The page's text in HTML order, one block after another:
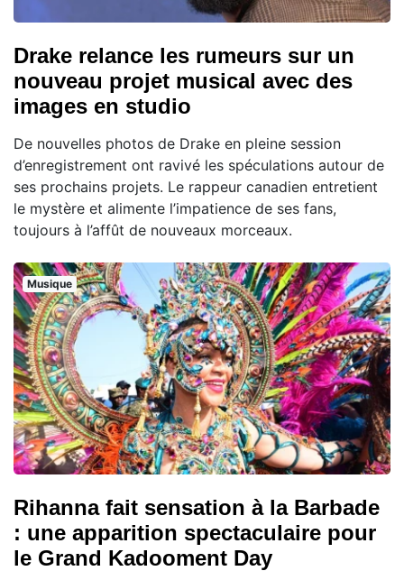
Drake relance les rumeurs sur un
nouveau projet musical avec des
images en studio
De nouvelles photos de Drake en pleine session
d’enregistrement ont ravivé les spéculations autour de
ses prochains projets. Le rappeur canadien entretient
le mystère et alimente l’impatience de ses fans,
toujours à l’affût de nouveaux morceaux.
Musique
Rihanna fait sensation à la Barbade
: une apparition spectaculaire pour
le Grand Kadooment Day